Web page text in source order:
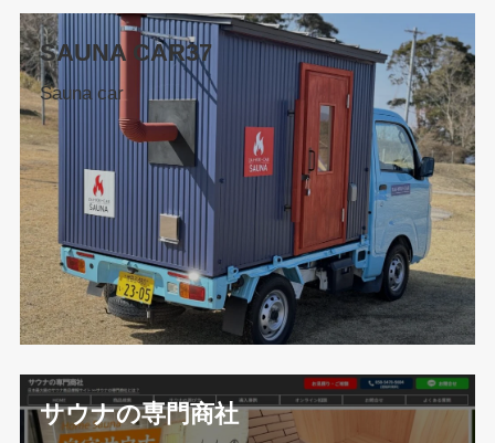
SAUNA CAR37
Sauna car
サウナの専門商社